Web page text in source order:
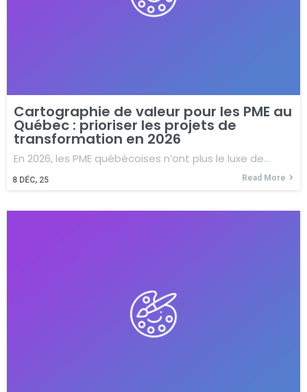
Cartographie de valeur pour les PME au
Québec : prioriser les projets de
transformation en 2026
8 DÉC, 25
En 2026, les PME québécoises n’ont plus le luxe de…
Read More